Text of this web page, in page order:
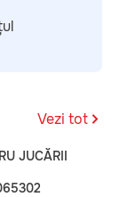
Vezi tot
JUCĂRII